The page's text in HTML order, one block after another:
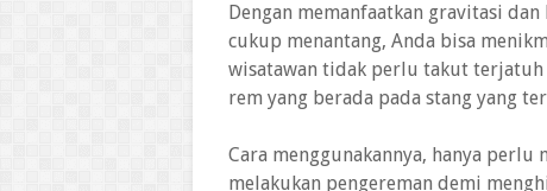
Dengan memanfaatkan gravitasi
cukup menantang, Anda bisa
wisatawan tidak perlu takut terjatuh
rem yang berada pada stang yang
Cara menggunakannya, hanya
melakukan pengereman demi